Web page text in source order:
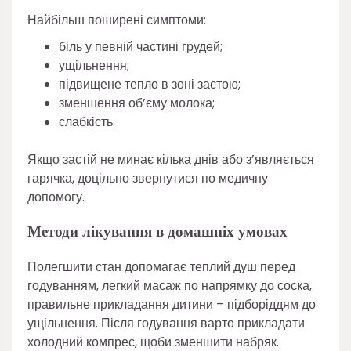
Найбільш поширені симптоми:
біль у певній частині грудей;
ущільнення;
підвищене тепло в зоні застою;
зменшення об’єму молока;
слабкість.
Якщо застій не минає кілька днів або з’являється
гарячка, доцільно звернутися по медичну
допомогу.
Методи лікування в домашніх умовах
Полегшити стан допомагає теплий душ перед
годуванням, легкий масаж по напрямку до соска,
правильне прикладання дитини – підборіддям до
ущільнення. Після годування варто прикладати
холодний компрес, щоби зменшити набряк.